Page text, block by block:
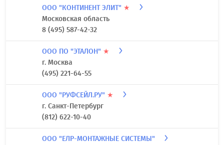
ООО "КОНТИНЕНТ ЭЛИТ" ★
Московская область
8 (495) 587-42-32
ООО ПО "ЭТАЛОН" ★
г. Москва
(495) 221-64-55
ООО "РУФСЕЙЛ.РУ" ★
г. Санкт-Петербург
(812) 622-10-40
ООО "ЕЛР-МОНТАЖНЫЕ СИСТЕМЫ"